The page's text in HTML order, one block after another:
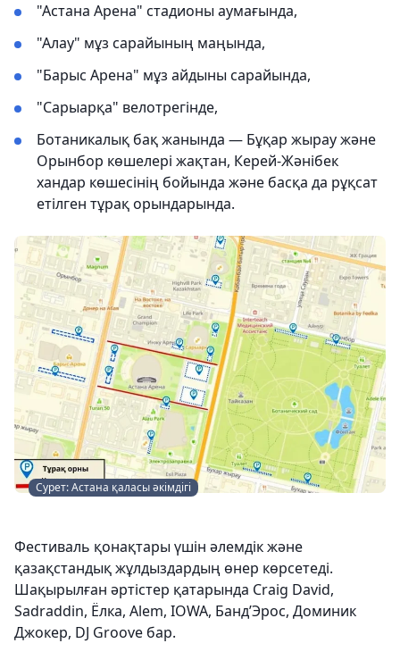
"Астана Арена" стадионы аумағында,
"Алау" мұз сарайының маңында,
"Барыс Арена" мұз айдыны сарайында,
"Сарыарқа" велотрегінде,
Ботаникалық бақ жанында — Бұқар жырау және
Орынбор көшелері жақтан, Керей-Жәнібек
хандар көшесінің бойында және басқа да рұқсат
етілген тұрақ орындарында.
Сурет: Астана қаласы әкімдігі
Фестиваль қонақтары үшін әлемдік және
қазақстандық жұлдыздардың өнер көрсетеді.
Шақырылған әртістер қатарында Craig David,
Sadraddin, Ёлка, Alem, IOWA, Банд’Эрос, Доминик
Джокер, DJ Groove бар.